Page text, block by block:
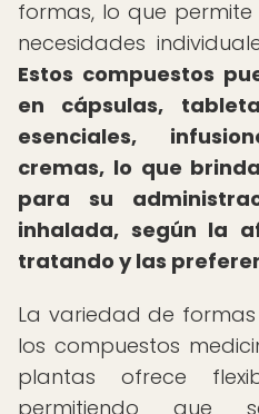
formas, lo que
necesidades
Estos compuestos
en cápsulas,
esenciales,
cremas, lo que
para su
inhalada, según la
tratando y las
La variedad de
los compuestos
plantas ofrece
permitiendo que